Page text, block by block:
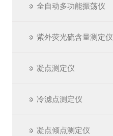
全自动多功能振荡仪
紫外荧光硫含量测定仪
凝点测定仪
冷滤点测定仪
凝点倾点测定仪